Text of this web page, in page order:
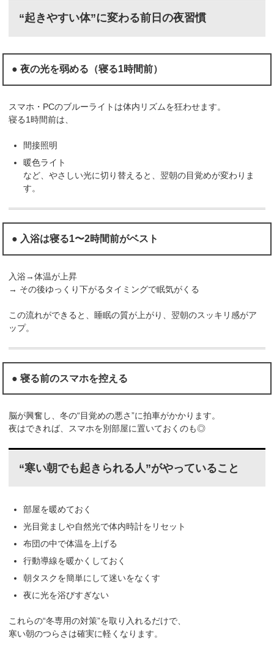
“起きやすい体”に変わる前日の夜習慣
● 夜の光を弱める（寝る1時間前）
スマホ・PCのブルーライトは体内リズムを狂わせます。
寝る1時間前は、
間接照明
暖色ライト
など、やさしい光に切り替えると、翌朝の目覚めが変わりま
す。
● 入浴は寝る1〜2時間前がベスト
入浴→体温が上昇
→ その後ゆっくり下がるタイミングで眠気がくる
この流れができると、睡眠の質が上がり、翌朝のスッキリ感がア
ップ。
● 寝る前のスマホを控える
脳が興奮し、冬の“目覚めの悪さ”に拍車がかかります。
夜はできれば、スマホを別部屋に置いておくのも◎
“寒い朝でも起きられる人”がやっていること
部屋を暖めておく
光目覚ましや自然光で体内時計をリセット
布団の中で体温を上げる
行動導線を暖かくしておく
朝タスクを簡単にして迷いをなくす
夜に光を浴びすぎない
これらの“冬専用の対策”を取り入れるだけで、
寒い朝のつらさは確実に軽くなります。